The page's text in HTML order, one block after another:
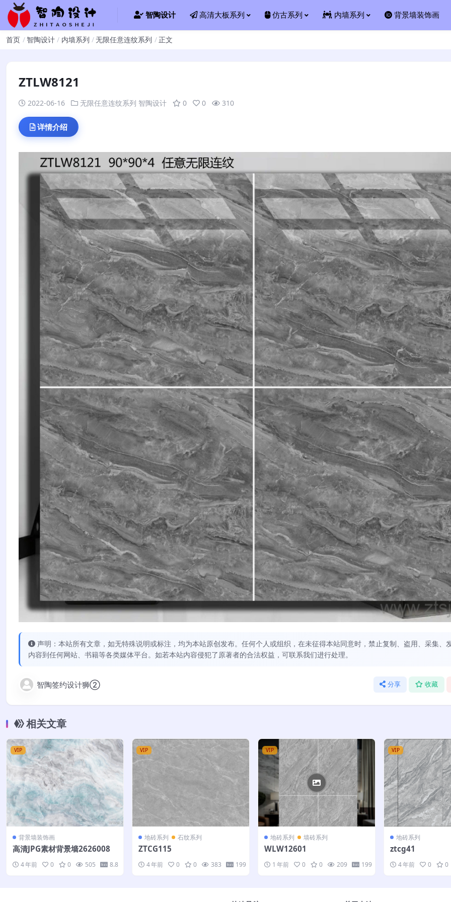
智陶设计 高清大板系列 仿古系列 内墙系列 背景墙装饰画
首页 智陶设计 内墙系列 无限任意连纹系列 正文
ZTLW8121
2022-06-16 无限任意连纹系列 智陶设计 0 0 310
详情介绍
声明：本站所有文章，如无特殊说明或标注，均为本站原创发布。任何个人或组织，在未征得本站同意时，禁止复制、盗用、采集、
内容到任何网站、书籍等各类媒体平台。如若本站内容侵犯了原著者的合法权益，可联系我们进行处理。
智陶签约设计狮② 分享 收藏
相关文章
VIP
背景墙装饰画
高清JPG素材背景墙2626008
4 年前 0 0 505 8.8
VIP
地砖系列 石纹系列
ZTCG115
4 年前 0 0 383 199
VIP
地砖系列 墙砖系列
WLW12601
1 年前 0 0 209 199
VIP
地砖系列
ztcg41
4 年前 0 0